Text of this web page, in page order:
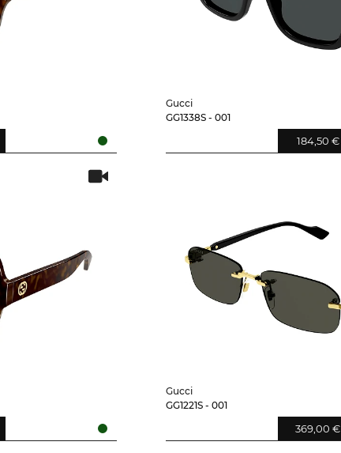
Gucci
GG1338S - 001
184,50 €
Gucci
GG1221S - 001
369,00 €